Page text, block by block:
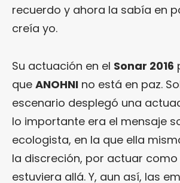
recuerdo y ahora la sabía en
creía yo.
Su actuación en el Sonar 2016
que ANOHNI no está en paz.
escenario desplegó una
lo importante era el mensaje
ecologista, en la que ella
la discreción, por actuar como
estuviera allá. Y, aun así, las